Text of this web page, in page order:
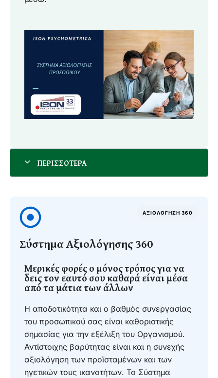
ΑΞΙΟΛΟΓΗΣΗ 360
Σύστημα Αξιολόγησης 360
Μερικές φορές ο μόνος τρόπος για να
δεις τον εαυτό σου καθαρά είναι μέσα
από τα μάτια των άλλων
Η αποδοτικότητα και ο βαθμός συνεργασίας
του προσωπικού σας είναι καθοριστικής
σημασίας για την εξέλιξη του Οργανισμού.
Αντίστοιχης βαρύτητας είναι και η συνεχής
αξιολόγηση των προϊσταμένων και των
ηγετικών τους ικανοτήτων. Το Σύστημα